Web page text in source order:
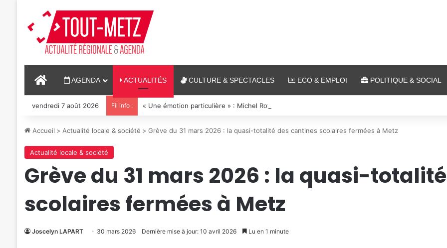
ACCUEILAGENDA ACTUALITÉS CULTURE & SPECTACLES ECO & EMPLOI POLITIQUE & SOCIAL
vendredi 7 août 2026 Fil info : « Une émotion particulière » : Michel Roth en cuisine pour le grand dîner caritatif de la FIM 2026
Accueil > Actualité locale & société > Grève du 31 mars 2026 : la quasi-totalité des cantines scolaires fermées à Metz
Actualité locale & société
Grève du 31 mars 2026 : la quasi-
scolaires fermées à Metz
Joscelyn LAPART 30 mars 2026 Dernière mise à jour: 10 avril 2026 Lu en 1 minute